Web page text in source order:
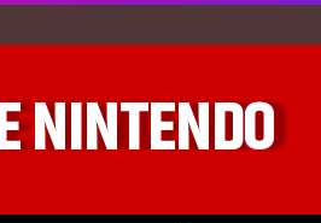
NINTENDO